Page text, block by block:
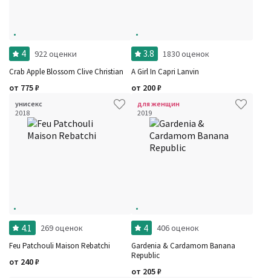
4 922 оценки
Crab Apple Blossom Clive Christian
от 775₽
3.8 1830 оценок
A Girl In Capri Lanvin
от 200₽
унисекс
2018
4.1 269 оценок
Feu Patchouli Maison Rebatchi
от 240₽
для женщин
2019
4 406 оценок
Gardenia & Cardamom Banana
Republic
от 205₽